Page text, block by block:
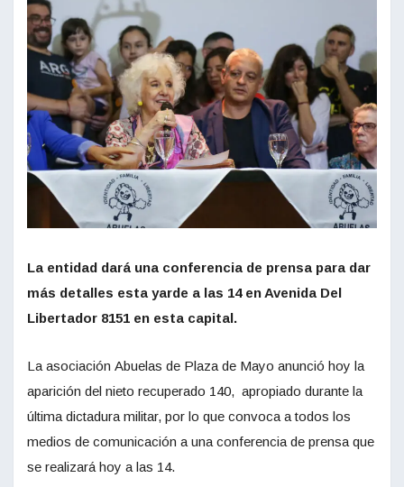
La entidad dará una conferencia de prensa para dar
más detalles esta yarde a las 14 en Avenida Del
Libertador 8151 en esta capital.
La asociación Abuelas de Plaza de Mayo anunció hoy la
aparición del nieto recuperado 140, apropiado durante la
última dictadura militar, por lo que convoca a todos los
medios de comunicación a una conferencia de prensa que
se realizará hoy a las 14.